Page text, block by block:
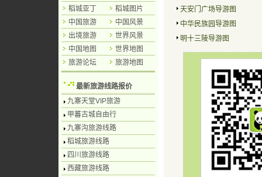
天安门广场导游图
中华民族园导游图
明十三陵导游图
稻城亚丁
稻城图片
中国旅游
中国风景
出境旅游
世界风景
中国地图
世界地图
旅游论坛
旅游地图
最新旅游线路报价
九寨天堂VIP旅游
甲蕃古城自由行
九寨沟旅游线路
稻城旅游线路
四川旅游线路
西藏旅游线路